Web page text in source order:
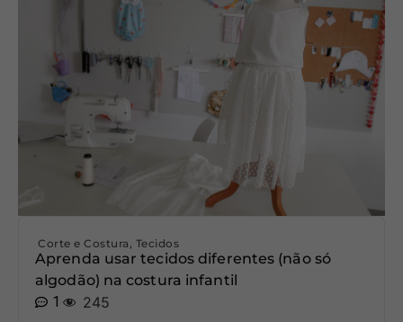
Corte e Costura , Tecidos
Aprenda usar tecidos diferentes (não só
algodão) na costura infantil
1
245